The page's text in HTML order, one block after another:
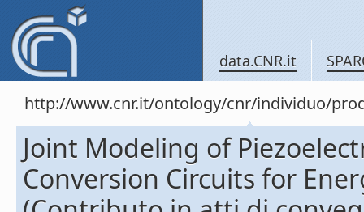
data.CNR.it
http://www.cnr.it/ontology/cnr/individuo/
Joint Modeling of
Conversion Circuits for